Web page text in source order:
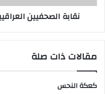
نقابة الصحفيين
مقالات ذات صلة
كعكة النحس